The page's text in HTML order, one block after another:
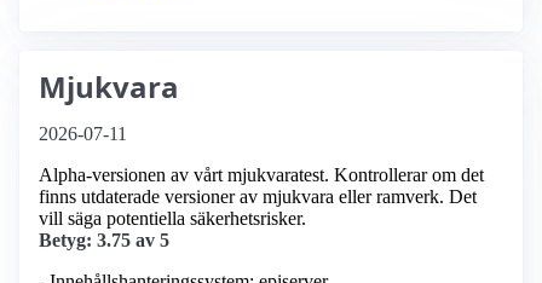
Mjukvara
2026-07-11
Alpha-versionen av vårt mjukvaratest. Kontrollerar om det
finns utdaterade versioner av mjukvara eller ramverk. Det
vill säga potentiella säkerhetsrisker.
Betyg: 3.75 av 5